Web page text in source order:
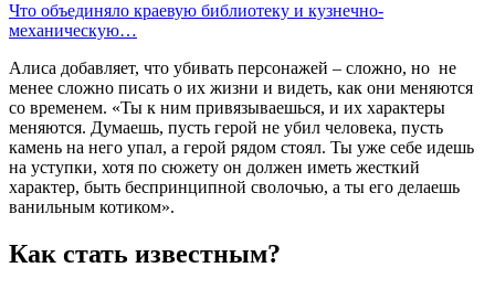
Что объединяло краевую библиотеку и кузнечно-
механическую…
Алиса добавляет, что убивать персонажей – сложно, но не
менее сложно писать о их жизни и видеть, как они меняются
со временем. «Ты к ним привязываешься, и их характеры
меняются. Думаешь, пусть герой не убил человека, пусть
камень на него упал, а герой рядом стоял. Ты уже себе идешь
на уступки, хотя по сюжету он должен иметь жесткий
характер, быть беспринципной сволочью, а ты его делаешь
ванильным котиком».
Как стать известным?